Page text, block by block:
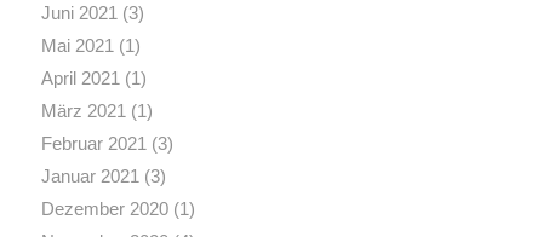
Juni 2021 (3)
Mai 2021 (1)
April 2021 (1)
März 2021 (1)
Februar 2021 (3)
Januar 2021 (3)
Dezember 2020(1)